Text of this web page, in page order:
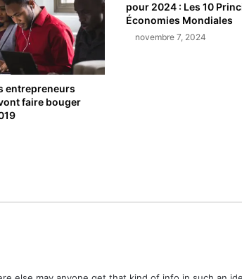
entrepreneurs
faire bouger
pour 2024 : Les 10
Économies Mondiales
novembre 7, 2024